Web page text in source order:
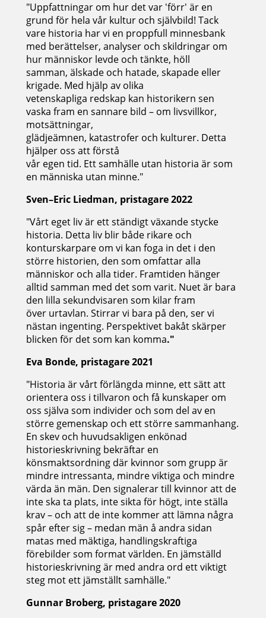
"Uppfattningar om hur det var 'förr' är en
grund för hela vår kultur och självbild! Tack
vare historia har vi en proppfull minnesbank
med berättelser, analyser och skildringar om
hur människor levde och tänkte, höll
samman, älskade och hatade, skapade eller
krigade. Med hjälp av olika
vetenskapliga redskap kan historikern sen
vaska fram en sannare bild – om livsvillkor,
motsättningar,
glädjeämnen, katastrofer och kulturer. Detta
hjälper oss att förstå
vår egen tid. Ett samhälle utan historia är som
en människa utan minne."
Sven–Eric Liedman, pristagare 2022
"Vårt eget liv är ett ständigt växande stycke
historia. Detta liv blir både rikare och
konturskarpare om vi kan foga in det i den
större historien, den som omfattar alla
människor och alla tider. Framtiden hänger
alltid samman med det som varit. Nuet är bara
den lilla sekundvisaren som kilar fram
över urtavlan. Stirrar vi bara på den, ser vi
nästan ingenting. Perspektivet bakåt skärper
blicken för det som kan komma."
Eva Bonde, pristagare 2021
"Historia är vårt förlängda minne, ett sätt att
orientera oss i tillvaron och få kunskaper om
oss själva som individer och som del av en
större gemenskap och ett större sammanhang.
En skev och huvudsakligen enkönad
historieskrivning bekräftar en
könsmaktsordning där kvinnor som grupp är
mindre intressanta, mindre viktiga och mindre
värda än män. Den signalerar till kvinnor att de
inte ska ta plats, inte sikta för högt, inte ställa
krav – och att de inte kommer att lämna några
spår efter sig – medan män å andra sidan
matas med mäktiga, handlingskraftiga
förebilder som format världen. En jämställd
historieskrivning är med andra ord ett viktigt
steg mot ett jämställt samhälle."
Gunnar Broberg, pristagare 2020